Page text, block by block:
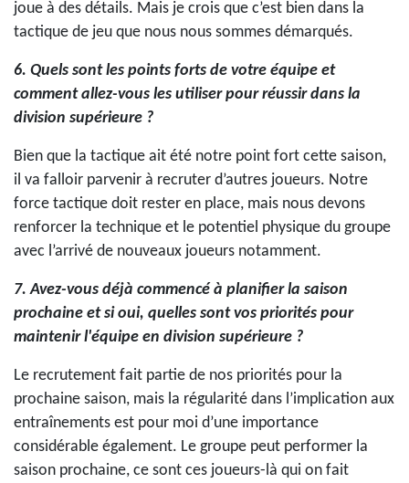
joue à des détails. Mais je crois que c’est bien dans la
tactique de jeu que nous nous sommes démarqués.
6. Quels sont les points forts de votre équipe et
comment allez-vous les utiliser pour réussir dans la
division supérieure ?
Bien que la tactique ait été notre point fort cette saison,
il va falloir parvenir à recruter d’autres joueurs. Notre
force tactique doit rester en place, mais nous devons
renforcer la technique et le potentiel physique du groupe
avec l’arrivé de nouveaux joueurs notamment.
7. Avez-vous déjà commencé à planifier la saison
prochaine et si oui, quelles sont vos priorités pour
maintenir l'équipe en division supérieure ?
Le recrutement fait partie de nos priorités pour la
prochaine saison, mais la régularité dans l’implication aux
entraînements est pour moi d’une importance
considérable également. Le groupe peut performer la
saison prochaine, ce sont ces joueurs-là qui on fait